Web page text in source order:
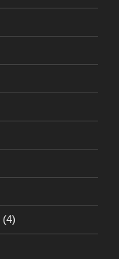
(4)